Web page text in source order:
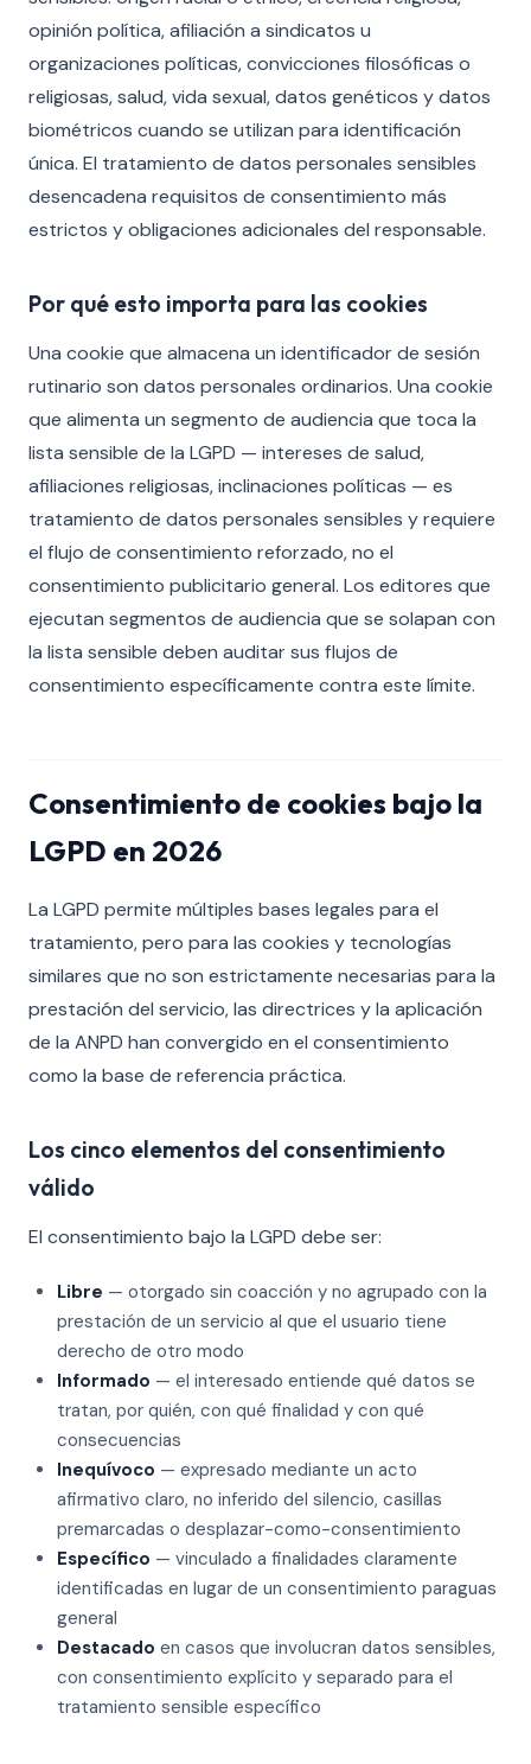
opinión política, afiliación a sindicatos u
organizaciones políticas, convicciones filosóficas o
religiosas, salud, vida sexual, datos genéticos y datos
biométricos cuando se utilizan para identificación
única. El tratamiento de datos personales sensibles
desencadena requisitos de consentimiento más
estrictos y obligaciones adicionales del responsable.
Por qué esto importa para las cookies
Una cookie que almacena un identificador de sesión
rutinario son datos personales ordinarios. Una cookie
que alimenta un segmento de audiencia que toca la
lista sensible de la LGPD — intereses de salud,
afiliaciones religiosas, inclinaciones políticas — es
tratamiento de datos personales sensibles y requiere
el flujo de consentimiento reforzado, no el
consentimiento publicitario general. Los editores que
ejecutan segmentos de audiencia que se solapan con
la lista sensible deben auditar sus flujos de
consentimiento específicamente contra este límite.
Consentimiento de cookies bajo la
LGPD en 2026
La LGPD permite múltiples bases legales para el
tratamiento, pero para las cookies y tecnologías
similares que no son estrictamente necesarias para la
prestación del servicio, las directrices y la aplicación
de la ANPD han convergido en el consentimiento
como la base de referencia práctica.
Los cinco elementos del consentimiento
válido
El consentimiento bajo la LGPD debe ser:
Libre — otorgado sin coacción y no agrupado con la
prestación de un servicio al que el usuario tiene
derecho de otro modo
Informado — el interesado entiende qué datos se
tratan, por quién, con qué finalidad y con qué
consecuencias
Inequívoco — expresado mediante un acto
afirmativo claro, no inferido del silencio, casillas
premarcadas o desplazar-como-consentimiento
Específico — vinculado a finalidades claramente
identificadas en lugar de un consentimiento paraguas
general
Destacado en casos que involucran datos sensibles,
con consentimiento explícito y separado para el
tratamiento sensible específico